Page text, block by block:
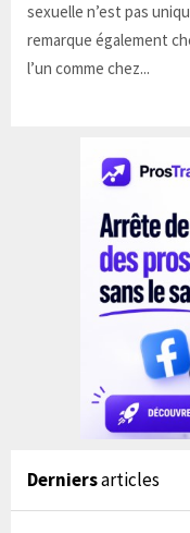
sexuelle n’est pas
remarque également
l’un comme chez...
Derniersarticles